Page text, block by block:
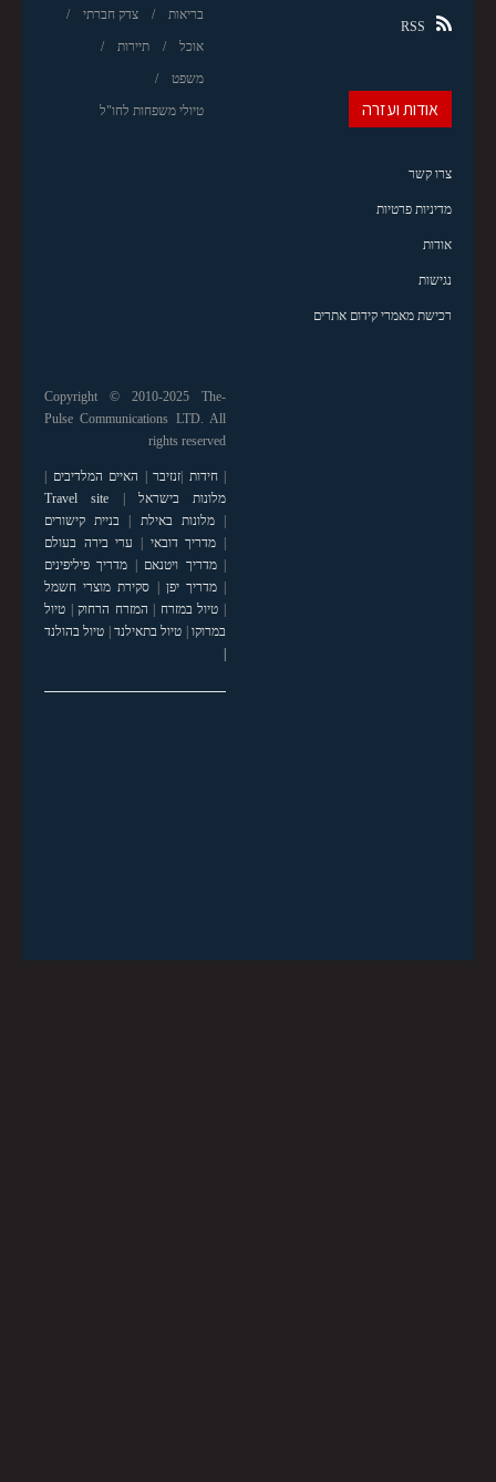
בריאות צדק חברתי
אוכל תיירות
משפט
טיולי משפחות לחו"ל
RSS
אודות ועזרה
צרו קשר
מדיניות פרטיות
אודות
נגישות
רכישת מאמרי קידום אתרים
Copyright © 2010-2025 The-
Pulse Communications LTD. All
rights reserved
|חידות זנזיבר האיים המלדיבים
מלונות בישראל
Travel site
|מלונות באילת
בניית קישורים
מדריך דובאי
ערי בירה בעולם
|מדריך ויטנאם
מדריך פיליפינים
|מדריך יפן
סקירת מוצרי חשמל
טיול במזרח המזרח הרחוק| טיול
במרוקו| טיול בתאילנד| טיול בהולנד